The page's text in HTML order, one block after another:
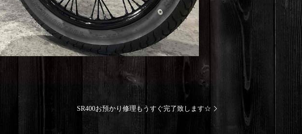
SR400お預かり修理もうすぐ完了致します☆